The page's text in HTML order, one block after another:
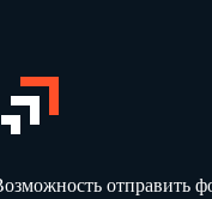
отправить